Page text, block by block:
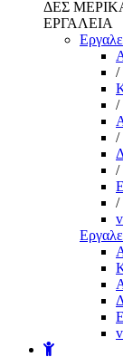
ΔΕΣ
ΕΡΓΑΛΕΙΑ
/
/
/
/
/